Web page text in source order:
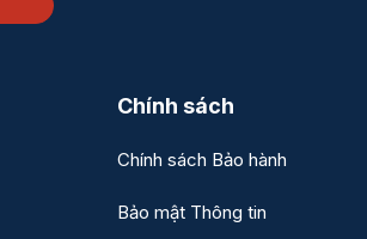
Chính sách
Chính sách Bảo hành
Bảo mật Thông tin